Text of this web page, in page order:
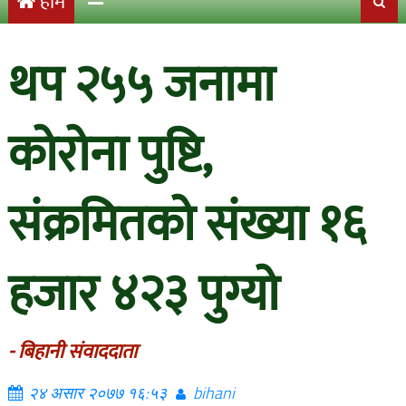
थप २५५ जनामा
कोरोना पुष्टि,
संक्रमितको संख्या १६
हजार ४२३ पुग्यो
- बिहानी संवाददाता
२४ असार २०७७ १६:५३ bihani